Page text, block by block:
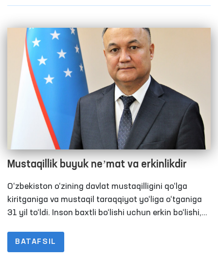
Mustaqillik buyuk neʼmat va erkinlikdir
O‘zbekiston o‘zining davlat mustaqilligini qo‘lga
kiritganiga va mustaqil taraqqiyot yo‘liga o‘tganiga
31 yil to‘ldi. Inson baxtli bo‘lishi uchun erkin bo‘lishi,
Demak biz, eng avvalo, mustaqillikning mazmun-
mohiyatini anglab olishimiz va yosh avlodga uning
BATAFSIL